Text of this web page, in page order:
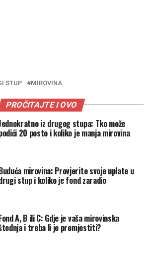
STUP MIROVINA
PROČITAJTE I OVO
iz drugog stupa: Tko može
20 posto i koliko je manja mirovina
mirovina: Provjerite svoje uplate u
stup i koliko je fond zaradio
A, B ili C: Gdje je vaša mirovinska
i treba li je premjestiti?